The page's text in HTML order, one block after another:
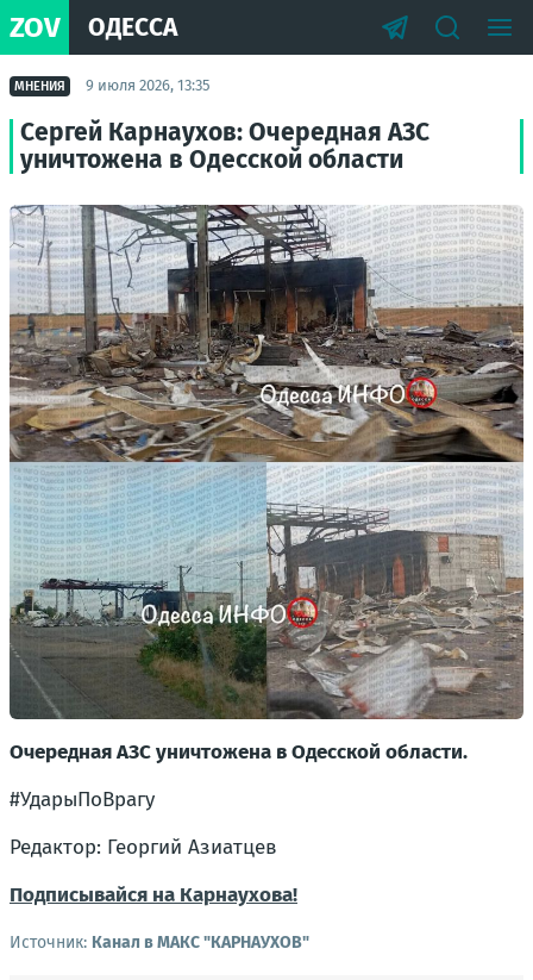
ZOV ОДЕССА
МНЕНИЯ 9 июля 2026, 13:35
Сергей Карнаухов: Очередная АЗС
уничтожена в Одесской области
Очередная АЗС уничтожена в Одесской области.
#УдарыПоВрагу
Редактор: Георгий Азиатцев
Подписывайся на Карнаухова!
Источник: Канал в МАКС "КАРНАУХОВ"